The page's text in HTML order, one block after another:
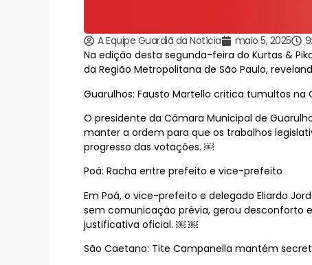
A Equipe Guardiã da Notícia maio 5, 2025
Na edição desta segunda-feira do Kurtas &
da Região Metropolitana de São Paulo,
Guarulhos: Fausto Martello critica tumultos na
O presidente da Câmara Municipal de
manter a ordem para que os trabalhos
progresso das votações. ￼
Poá: Racha entre prefeito e vice-prefeito
Em Poá, o vice-prefeito e delegado Eliardo
sem comunicação prévia, gerou desconforto
justificativa oficial. ￼ ￼
São Caetano: Tite Campanella mantém